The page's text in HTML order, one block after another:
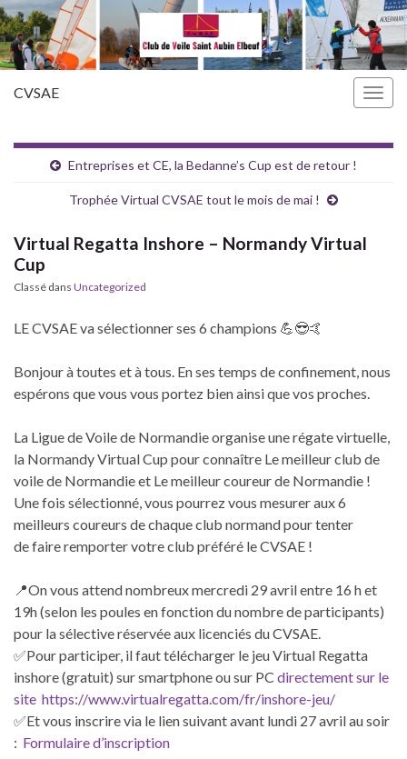
CVSAE
Entreprises et CE, la Bedanne’s Cup est de retour !
Trophée Virtual CVSAE tout le mois de mai !
Virtual Regatta Inshore – Normandy Virtual
Cup
Classé dans Uncategorized
LE CVSAE va sélectionner ses 6 champions 💪 😎🤙
Bonjour à toutes et à tous. En ses temps de confinement, nous
espérons que vous vous portez bien ainsi que vos proches.
La Ligue de Voile de Normandie organise une régate virtuelle,
la Normandy Virtual Cup pour connaître Le meilleur club de
voile de Normandie et Le meilleur coureur de Normandie !
Une fois sélectionné, vous pourrez vous mesurer aux 6
meilleurs coureurs de chaque club normand pour tenter
defaire remporter votre club préféré le CVSAE !
📍On vous attend nombreux mercredi 29 avril entre 16 h et
19h (selon les poules en fonction du nombre de participants)
pour la sélective réservée aux licenciés du CVSAE.
✅Pour participer, il faut télécharger le jeu Virtual Regatta
inshore (gratuit) sur smartphone ou sur PC directement sur le
site https://www.virtualregatta.com/fr/inshore-jeu/
✅Et vous inscrire via le lien suivant avant lundi 27 avril au soir
: Formulaire d’inscription